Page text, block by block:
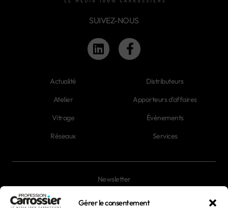
Gérer le consentement
SUIVEZ-NOUS
Actualité
Atelier
Vitrage
Réseaux
Distributeurs
Apporteurs d'affaires
Évènements
Services
Newsletter